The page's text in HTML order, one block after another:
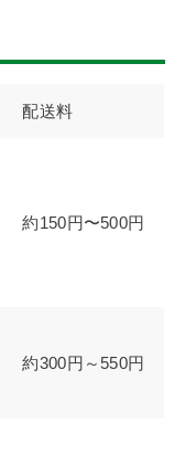
配送料
約150円〜500円
約300円～550円